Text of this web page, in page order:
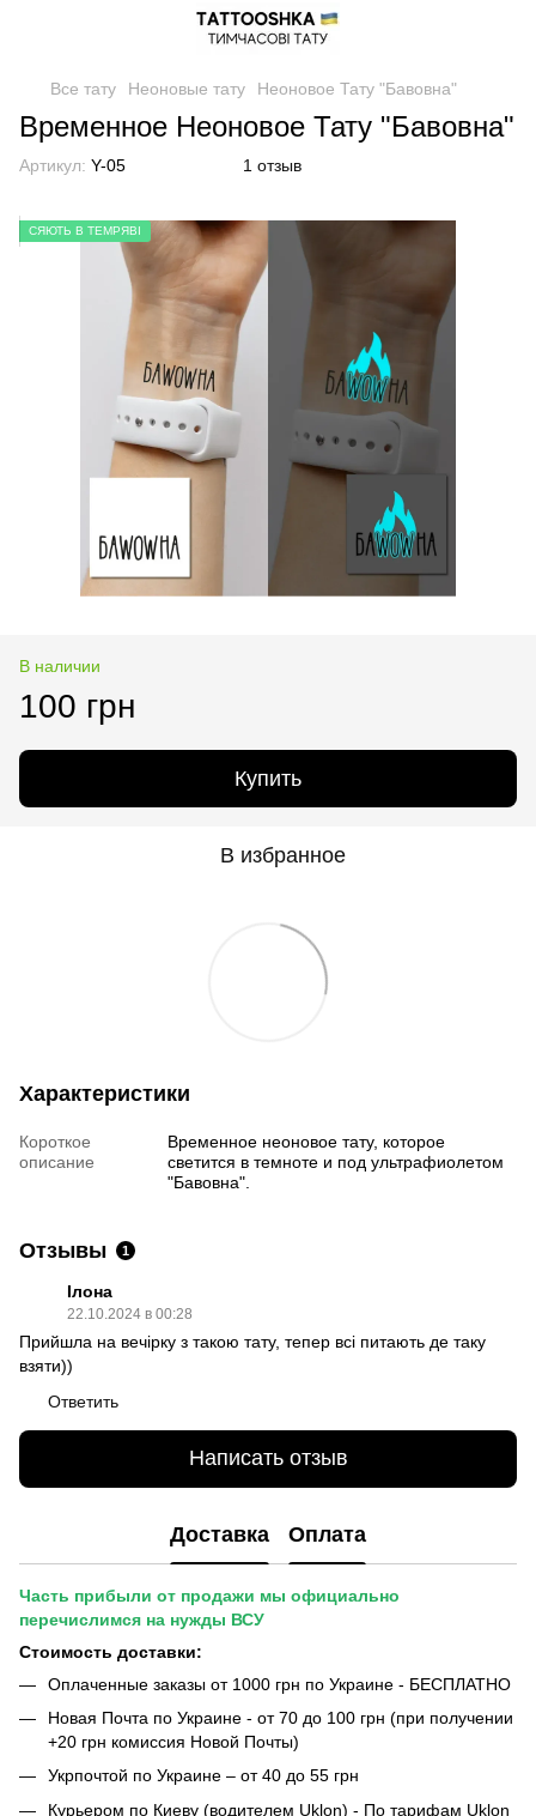
Все тату Неоновые тату Неоновое Тату "Бавовна"
Временное Неоновое Тату "Бавовна"
Артикул: Y-05 1 отзыв
СЯЮТЬ В ТЕМРЯВІ
В наличии
100 грн
Купить
В избранное
Характеристики
Короткое
описание
Временное неоновое тату, которое
светится в темноте и под ультрафиолетом
"Бавовна".
Отзывы 1
Ілона
22.10.2024 в 00:28
Прийшла на вечірку з такою тату, тепер всі питають де таку
взяти))
Ответить
Написать отзыв
Доставка Оплата
Часть прибыли от продажи мы официально
перечислимся на нужды ВСУ
Стоимость доставки:
Оплаченные заказы от 1000 грн по Украине - БЕСПЛАТНО
Новая Почта по Украине - от 70 до 100 грн (при получении
+20 грн комиссия Новой Почты)
Укрпочтой по Украине – от 40 до 55 грн
Курьером по Киеву (водителем Uklon) - По тарифам Uklon